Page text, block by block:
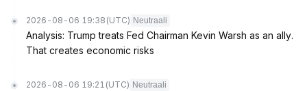
2026-08-06 19:38 (UTC) Neutraali
Analysis: Trump treats Fed Chairman Kevin Warsh as an ally.
That creates economic risks
2026-08-06 19:21 (UTC) Neutraali